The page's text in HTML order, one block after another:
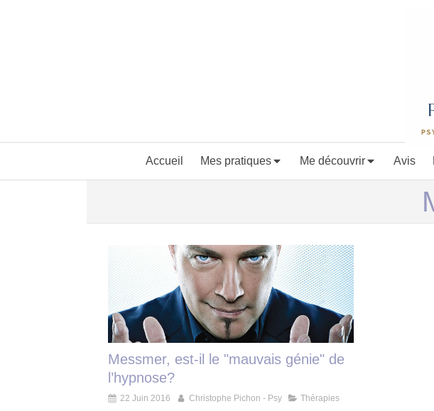
Accueil Mes pratiques Me découvrir Avis
Messmer, est-il le "mauvais génie" de
l’hypnose?
22 Juin 2016 Christophe Pichon - Psy Thérapies